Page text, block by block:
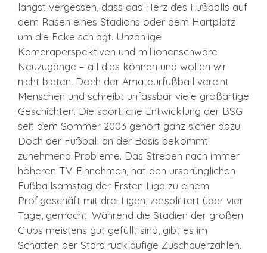
längst vergessen, dass das Herz des Fußballs auf
dem Rasen eines Stadions oder dem Hartplatz
um die Ecke schlägt. Unzählige
Kameraperspektiven und millionenschwäre
Neuzugänge – all dies können und wollen wir
nicht bieten. Doch der Amateurfußball vereint
Menschen und schreibt unfassbar viele großartige
Geschichten. Die sportliche Entwicklung der BSG
seit dem Sommer 2003 gehört ganz sicher dazu.
Doch der Fußball an der Basis bekommt
zunehmend Probleme. Das Streben nach immer
höheren TV-Einnahmen, hat den ursprünglichen
Fußballsamstag der Ersten Liga zu einem
Profigeschäft mit drei Ligen, zersplittert über vier
Tage, gemacht. Während die Stadien der großen
Clubs meistens gut gefüllt sind, gibt es im
Schatten der Stars rückläufige Zuschauerzahlen.